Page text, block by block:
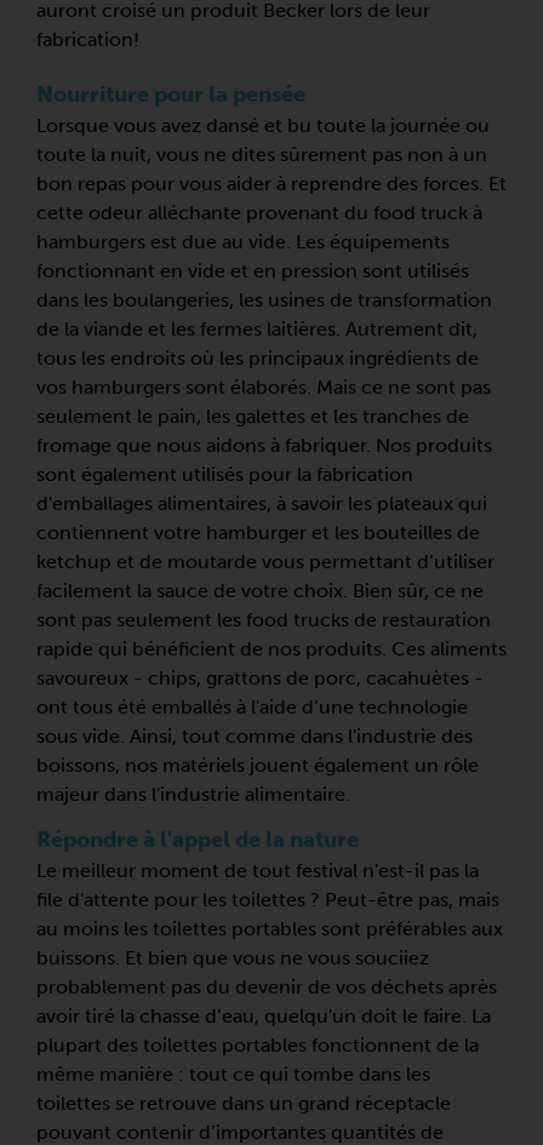
auront croisé un produit Becker lors de leur
fabrication!
Nourriture pour la pensée
Lorsque vous avez dansé et bu toute la journée ou
toute la nuit, vous ne dites sûrement pas non à un
bon repas pour vous aider à reprendre des forces. Et
cette odeur alléchante provenant du food truck à
hamburgers est due au vide. Les équipements
fonctionnant en vide et en pression sont utilisés
dans les boulangeries, les usines de transformation
de la viande et les fermes laitières. Autrement dit,
tous les endroits où les principaux ingrédients de
vos hamburgers sont élaborés. Mais ce ne sont pas
seulement le pain, les galettes et les tranches de
fromage que nous aidons à fabriquer. Nos produits
sont également utilisés pour la fabrication
d'emballages alimentaires, à savoir les plateaux qui
contiennent votre hamburger et les bouteilles de
ketchup et de moutarde vous permettant d’utiliser
facilement la sauce de votre choix. Bien sûr, ce ne
sont pas seulement les food trucks de restauration
rapide qui bénéficient de nos produits. Ces aliments
savoureux - chips, grattons de porc, cacahuètes -
ont tous été emballés à l'aide d’une technologie
sous vide. Ainsi, tout comme dans l'industrie des
boissons, nos matériels jouent également un rôle
majeur dans l'industrie alimentaire.
Répondre à l'appel de la nature
Le meilleur moment de tout festival n'est-il pas la
file d'attente pour les toilettes ? Peut-être pas, mais
au moins les toilettes portables sont préférables aux
buissons. Et bien que vous ne vous souciiez
probablement pas du devenir de vos déchets après
avoir tiré la chasse d’eau, quelqu'un doit le faire. La
plupart des toilettes portables fonctionnent de la
même manière : tout ce qui tombe dans les
toilettes se retrouve dans un grand réceptacle
pouvant contenir d’importantes quantités de